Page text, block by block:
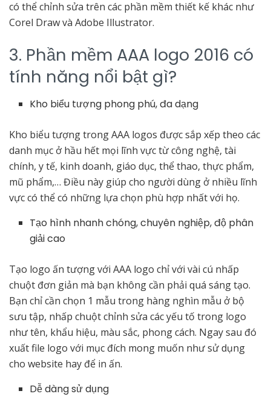
có thể chỉnh sửa trên các phần mềm thiết kế khác như
Corel Draw và Adobe Illustrator.
3. Phần mềm AAA logo 2016 có
tính năng nổi bật gì?
Kho biểu tượng phong phú, đa dạng
Kho biểu tượng trong AAA logos được sắp xếp theo các
danh mục ở hầu hết mọi lĩnh vực từ công nghệ, tài
chính, y tế, kinh doanh, giáo dục, thể thao, thực phẩm,
mũ phẩm,… Điều này giúp cho người dùng ở nhiều lĩnh
vực có thể có những lựa chọn phù hợp nhất với họ.
Tạo hình nhanh chóng, chuyên nghiệp, độ phân
giải cao
Tạo logo ấn tượng với AAA logo chỉ với vài cú nhấp
chuột đơn giản mà bạn không cần phải quá sáng tạo.
Bạn chỉ cần chọn 1 mẫu trong hàng nghìn mẫu ở bộ
sưu tập, nhấp chuột chỉnh sửa các yếu tố trong logo
như tên, khẩu hiệu, màu sắc, phong cách. Ngay sau đó
xuất file logo với mục đích mong muốn như sử dụng
cho website hay để in ấn.
Dễ dàng sử dụng